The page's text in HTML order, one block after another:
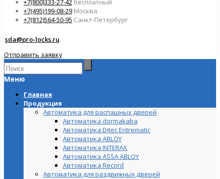
+7(495)199-08-29 Москва
+7(812)564-50-95 Санкт-Петербург
sda@pro-locks.ru
Отправить заявку
Меню
Главная
Продукция
Автоматика для распашных дверей
Автоматика dormakaba
Автоматика Ditec Entrematic
Автоматика ABLOY
Автоматика INTERAX
Автоматика ASSA ABLOY
Автоматика Record
Автоматика для раздвижных дверей